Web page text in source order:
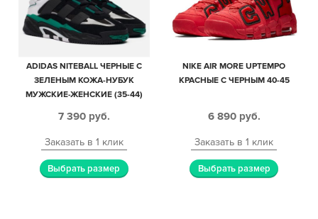
ADIDAS NITEBALL ЧЕРНЫЕ С
ЗЕЛЕНЫМ КОЖА-НУБУК
МУЖСКИЕ-ЖЕНСКИЕ (35-44)
7 390 руб.
Заказать в 1 клик
Выбрать размер
NIKE AIR MORE UPTEMPO
КРАСНЫЕ С ЧЕРНЫМ 40-45
6 890 руб.
Заказать в 1 клик
Выбрать размер